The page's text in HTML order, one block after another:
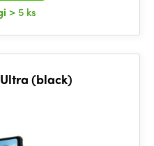
> 5 ks
(black)